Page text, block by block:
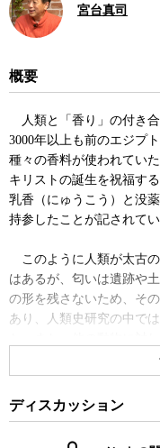
「香り」の科学 匂いの正
その効能まで
宮台真司
概要
人類と「香り」の付き
3000年以上も前のエジプ
種々の香料が使われてい
キリストの誕生を祝福す
乳香（にゅうこう）と没
持参したことが記されてい
このように人類が太古
はあるが、匂いは遺跡や
の形を残さないため、そ
あり、人類史研究の中で
嗅覚は必ずしも生存する
ともあり、他の5感の中で
学的研究は大きく遅れをと
しかし、近代に入り人間
ディスカッション